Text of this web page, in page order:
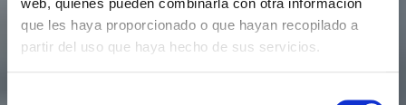
que les haya proporcionado o que hayan recopilado a
partir del uso que haya hecho de sus servicios.